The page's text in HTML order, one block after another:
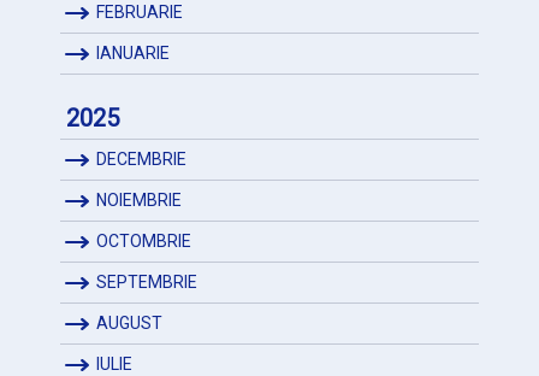
FEBRUARIE
IANUARIE
2025
DECEMBRIE
NOIEMBRIE
OCTOMBRIE
SEPTEMBRIE
AUGUST
IULIE